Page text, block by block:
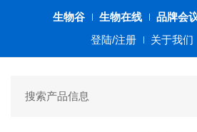
生物谷 生物在线 品牌会
登陆/注册
关于我们